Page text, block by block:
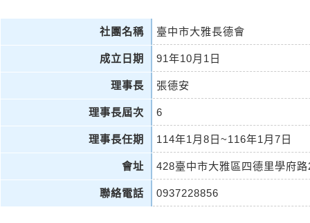
社團名稱 臺中市大雅長德會
成立日期 91年10月1日
理事長 張德安
理事長屆次 6
理事長任期 114年1月8日~116年1月7日
會址 428臺中市大雅區四德里學府
聯絡電話 0937228856